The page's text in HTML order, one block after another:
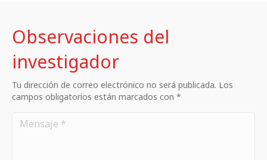
Observaciones del
investigador
Tu dirección de correo electrónico no será publicada. Los
campos obligatorios están marcados con *